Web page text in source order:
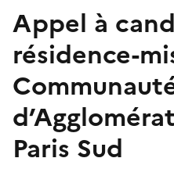
Appel à
résidence-
Paris Sud